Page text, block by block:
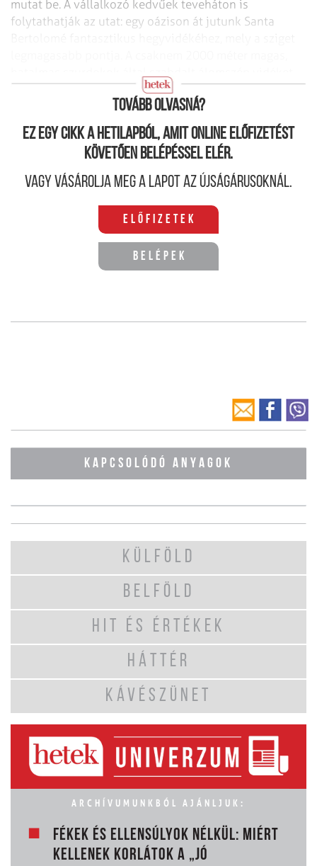
mutat be. A vállalkozó kedvűek teveháton is
folytathatják az utat: egy oázison át jutunk Santa
„kővévált orkánként” is szokták emlegetni.
Tovább olvasná?
Ez egy cikk a hetilapból, amit online előfizetést
követően belépéssel elér.
Vagy vásárolja meg a lapot az újságárusoknál.
Előfizetek
Belépek
KAPCSOLÓDÓ ANYAGOK
KÜLFÖLD
BELFÖLD
HIT ÉS ÉRTÉKEK
HÁTTÉR
KÁVÉSZÜNET
ARCHÍVUMUNKBÓL AJÁNLJUK:
FÉKEK ÉS ELLENSÚLYOK NÉLKÜL: MIÉRT
KELLENEK KORLÁTOK A „JÓ